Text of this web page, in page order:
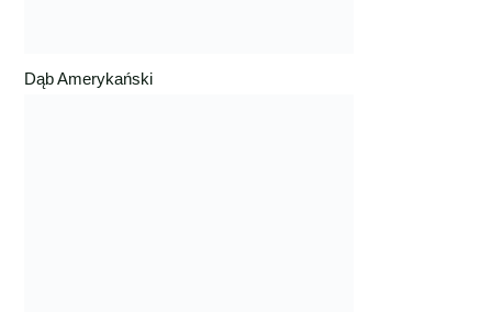
Dąb Amerykański